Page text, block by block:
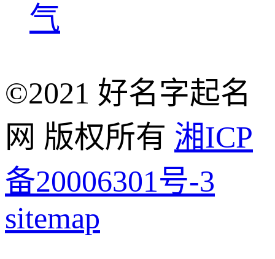
气
©2021 好名字起名
网 版权所有 湘ICP
备20006301号-3
sitemap